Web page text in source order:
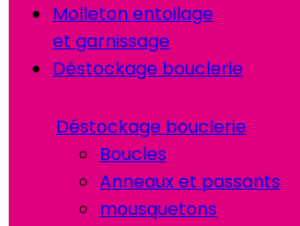
Molleton entoilage
et garnissage
Déstockage bouclerie
Déstockage bouclerie
Boucles
Anneaux et passants
mousquetons